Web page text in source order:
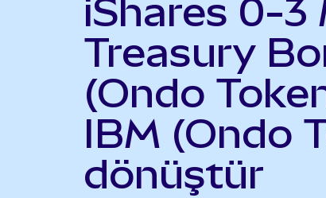
iShares 0-3
Treasury
(Ondo
IBM (Ondo
dönüştür